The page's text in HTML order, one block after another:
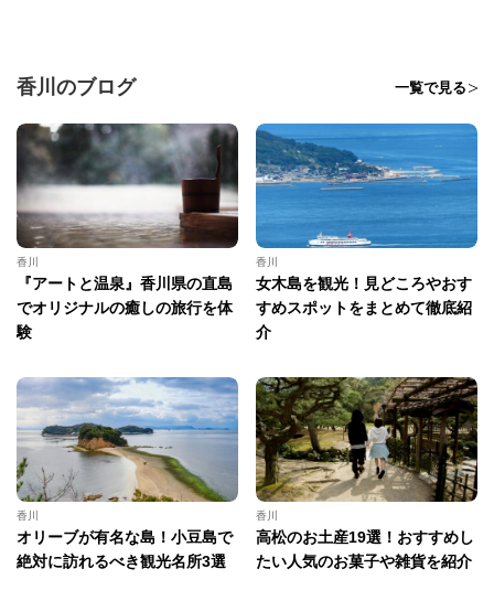
香川のブログ 一覧で見る
香川
『アートと温泉』香川県の直島
でオリジナルの癒しの旅行を体
験
香川
女木島を観光！見どころやおす
すめスポットをまとめて徹底紹
介
香川
オリーブが有名な島！小豆島で
絶対に訪れるべき観光名所3選
香川
高松のお土産19選！おすすめし
たい人気のお菓子や雑貨を紹介